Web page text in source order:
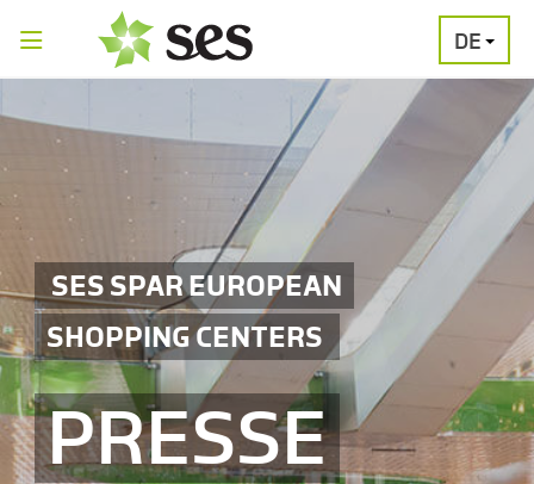
DE
SES SPAR EUROPEAN
SHOPPING CENTERS
PRESSE
PRESSEAUSSENDUNGEN